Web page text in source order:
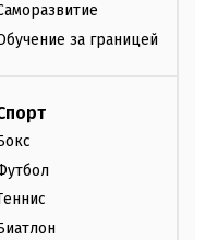
за границей